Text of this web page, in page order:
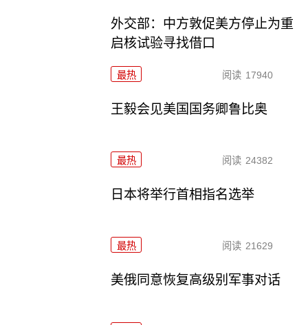
外交部：中方敦促美方停止为重
启核试验寻找借口
最热 阅读 17940
王毅会见美国国务卿鲁比奥
最热 阅读 24382
日本将举行首相指名选举
最热 阅读 21629
美俄同意恢复高级别军事对话